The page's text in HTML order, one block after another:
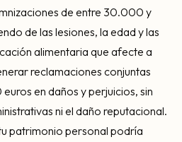
de entre 30.000 y
de las lesiones, la edad y las
alimentaria que afecte a
reclamaciones conjuntas
en daños y perjuicios, sin
ni el daño reputacional.
patrimonio personal podría